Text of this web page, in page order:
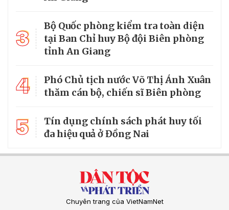
3
Bộ Quốc phòng kiểm tra toàn diện
tại Ban Chỉ huy Bộ đội Biên phòng
tỉnh An Giang
4
Phó Chủ tịch nước Võ Thị Ánh Xuân
thăm cán bộ, chiến sĩ Biên phòng
5
Tín dụng chính sách phát huy tối
đa hiệu quả ở Đồng Nai
Chuyên trang của VietNamNet